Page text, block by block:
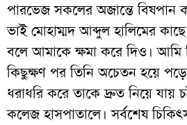
পারভেজ সকলের অজান্তে বিষপান
ভাই মোহাম্মদ আব্দুল হালিমের
বলে আমাকে ক্ষমা করে দিও। আমি
কিছুক্ষণ পর তিনি অচেতন হয়ে
ধরাধরি করে তাকে দ্রুত নিয়ে যায়
কলেজ হাসপাতালে। সর্বশেষ